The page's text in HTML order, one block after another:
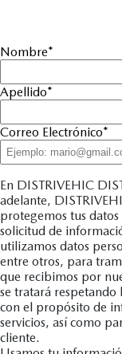
Nombre*
Apellido*
Correo Electrónico*
En DISTRIVEHIC
adelante,
protegemos tus
solicitud de
utilizamos datos
entre otros, para
que recibimos por
se tratará
con el propósito de
servicios, así como
cliente.